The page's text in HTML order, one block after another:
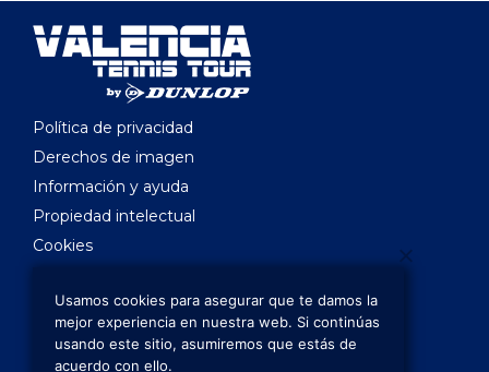
Política de privacidad
Derechos de imagen
Información y ayuda
Propiedad intelectual
Cookies
director@valenciatennistour.es
juezarbitro@valenciatennistour.es
Usamos cookies para asegurar que te damos la
mejor experiencia en nuestra web. Si continúas
usando este sitio, asumiremos que estás de
acuerdo con ello.